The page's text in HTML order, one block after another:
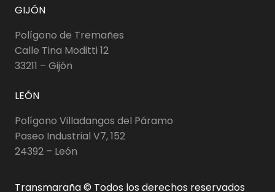
GIJÓN
Polígono de Tremañes
Calle Tina Moditti 12
33211 – Gijón
LEÓN
Polígono Villadangos del Páramo
Paseo Industrial V7, 152
24392 – León
Transmaraña © Todos los derechos reservados